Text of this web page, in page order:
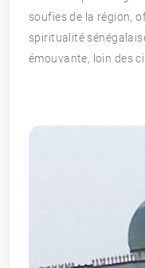
soufies de la région,
spiritualité
émouvante, loin des